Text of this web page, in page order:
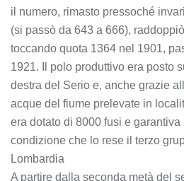
il numero, rimasto pressoché
(si passò da 643 a 666),
toccando quota 1364 nel 1901,
1921. Il polo produttivo era posto
destra del Serio e, anche grazie
acque del fiume prelevate in
era dotato di 8000 fusi e
condizione che lo rese il terzo
Lombardia
A partire dalla seconda metà del